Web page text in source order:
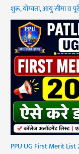
शुरू, योग्यता, आयु सीमा व
PPU UG First Merit List